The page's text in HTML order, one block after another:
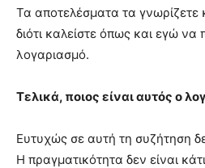
Τα αποτελέσματα τα
διότι καλείστε όπως και εγώ να
λογαριασμό.
Τελικά, ποιος είναι αυτός ο
Ευτυχώς σε αυτή τη συζήτηση
Η πραγματικότητα δεν είναι